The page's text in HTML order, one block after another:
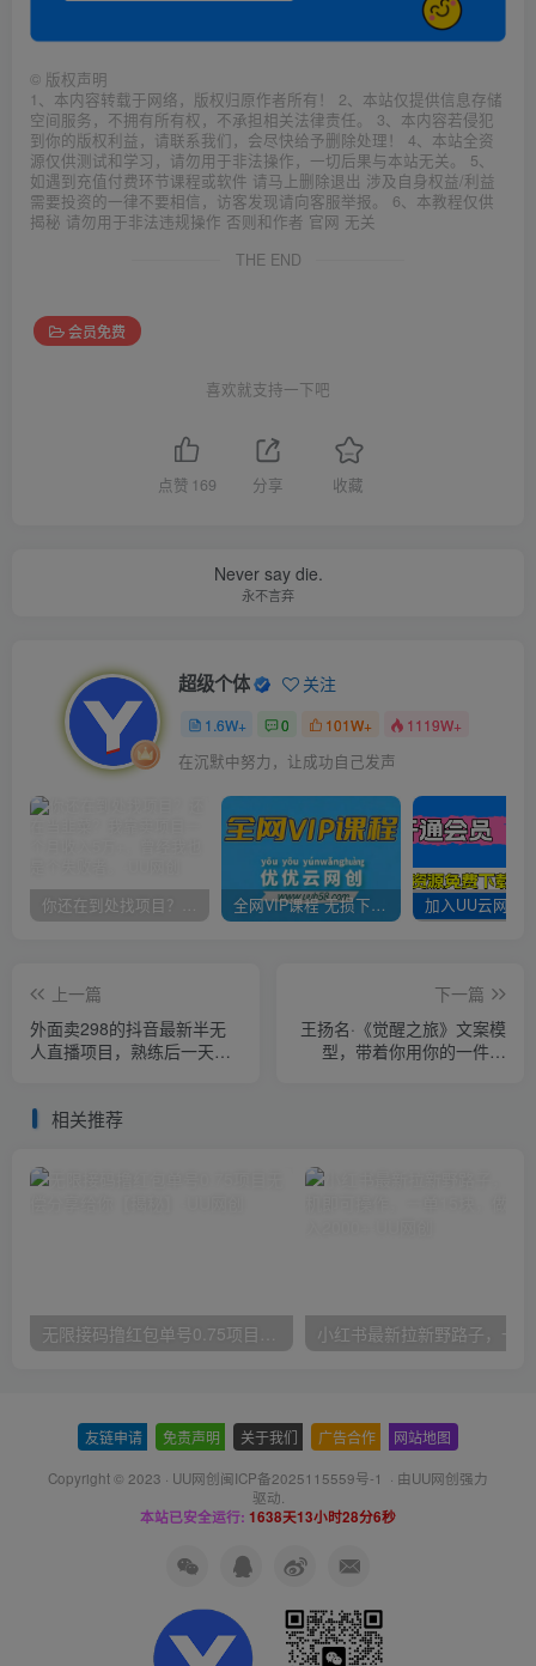
© 版权声明
1、本内容转载于网络，版权归原作者所有！ 2、本站仅提供信息存储
空间服务，不拥有所有权，不承担相关法律责任。 3、本内容若侵犯
到你的版权利益，请联系我们，会尽快给予删除处理！ 4、本站全资
源仅供测试和学习，请勿用于非法操作，一切后果与本站无关。 5、
如遇到充值付费环节课程或软件 请马上删除退出 涉及自身权益/利益
需要投资的一律不要相信，访客发现请向客服举报。 6、本教程仅供
揭秘 请勿用于非法违规操作 否则和作者 官网 无关
THE END
会员免费
喜欢就支持一下吧
点赞 169 分享 收藏
Never say die.
永不言弃
超级个体 关注
1.6W+ 0 101W+ 1119W+
在沉默中努力，让成功自己发声
你还在到处找项目？还在当韭菜？我靠卖项目一个月收入5万+，曾经我也是个失败者。 全网VIP课程 无损下载~
上一篇
外面卖298的抖音最新半无
人直播项目，熟练后一天
下一篇
王扬名·《觉醒之旅》文案模
型，​带着你用你的一件小
相关推荐
无限接码撸红包单号0.75项目无偿分享给你【揭秘】
友链申请 免责声明 关于我们 广告合作 网站地图
Copyright © 2023 · UU网创闽ICP备2025115559号-1 · 由UU网创强力
驱动.
本站已安全运行: 1638天13小时28分7秒